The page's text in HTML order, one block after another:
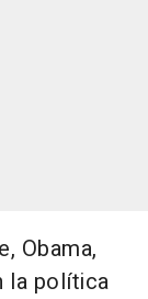
Obama,
la política